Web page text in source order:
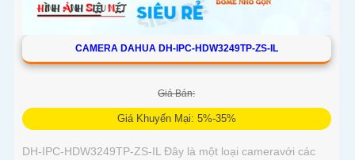
CAMERA DAHUA DH-IPC-HDW3249TP-ZS-IL
Giá Bán:
Giá Khuyến Mại: 5%-35%
DH-IPC-HDW3249TP-ZS-IL Đây là một loại cameravới các